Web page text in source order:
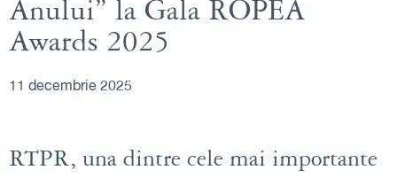
Anului” la Gala ROPEA
Awards 2025
11 decembrie 2025
RTPR, una dintre cele mai importante